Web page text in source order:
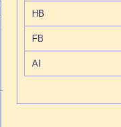
HB
FB
AI